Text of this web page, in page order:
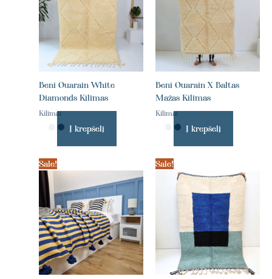
Beni Ouarain White
Diamonds Kilimas
Kilimai
Į krepšelį
Beni Ouarain X Baltas
Mažas Kilimas
Kilimai
Į krepšelį
Sale! Sale!